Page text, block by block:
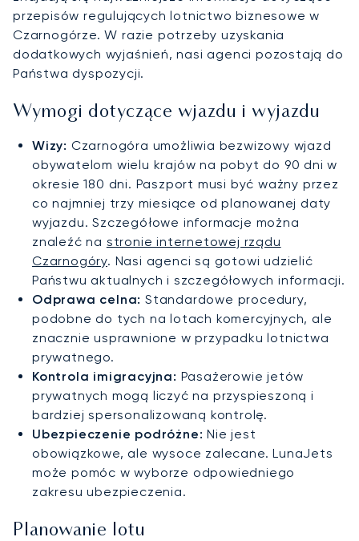
przepisów regulujących lotnictwo biznesowe w
Czarnogórze. W razie potrzeby uzyskania
dodatkowych wyjaśnień, nasi agenci pozostają do
Państwa dyspozycji.
Wymogi dotyczące wjazdu i wyjazdu
Wizy: Czarnogóra umożliwia bezwizowy wjazd
obywatelom wielu krajów na pobyt do 90 dni w
okresie 180 dni. Paszport musi być ważny przez
co najmniej trzy miesiące od planowanej daty
wyjazdu. Szczegółowe informacje można
znaleźć na stronie internetowej rządu
Czarnogóry. Nasi agenci są gotowi udzielić
Państwu aktualnych i szczegółowych informacji.
Odprawa celna: Standardowe procedury,
podobne do tych na lotach komercyjnych, ale
znacznie usprawnione w przypadku lotnictwa
prywatnego.
Kontrola imigracyjna: Pasażerowie jetów
prywatnych mogą liczyć na przyspieszoną i
bardziej spersonalizowaną kontrolę.
Ubezpieczenie podróżne: Nie jest
obowiązkowe, ale wysoce zalecane. LunaJets
może pomóc w wyborze odpowiedniego
zakresu ubezpieczenia.
Planowanie lotu